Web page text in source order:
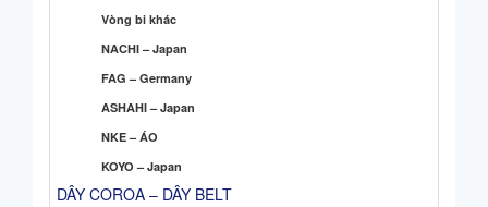
Vòng bi khác
NACHI – Japan
FAG – Germany
ASHAHI – Japan
NKE – ÁO
KOYO – Japan
DÂY COROA – DÂY BELT